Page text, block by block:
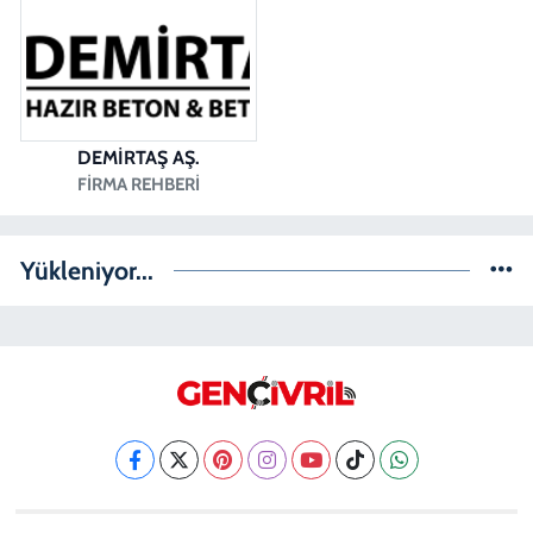
DEMİRTAŞ AŞ.
FIRMA REHBERI
Yükleniyor...